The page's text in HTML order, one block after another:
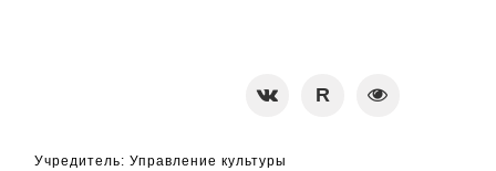
Учредитель: Управление культуры